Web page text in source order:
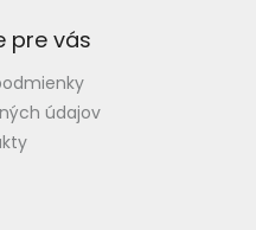
pre vás
údajov